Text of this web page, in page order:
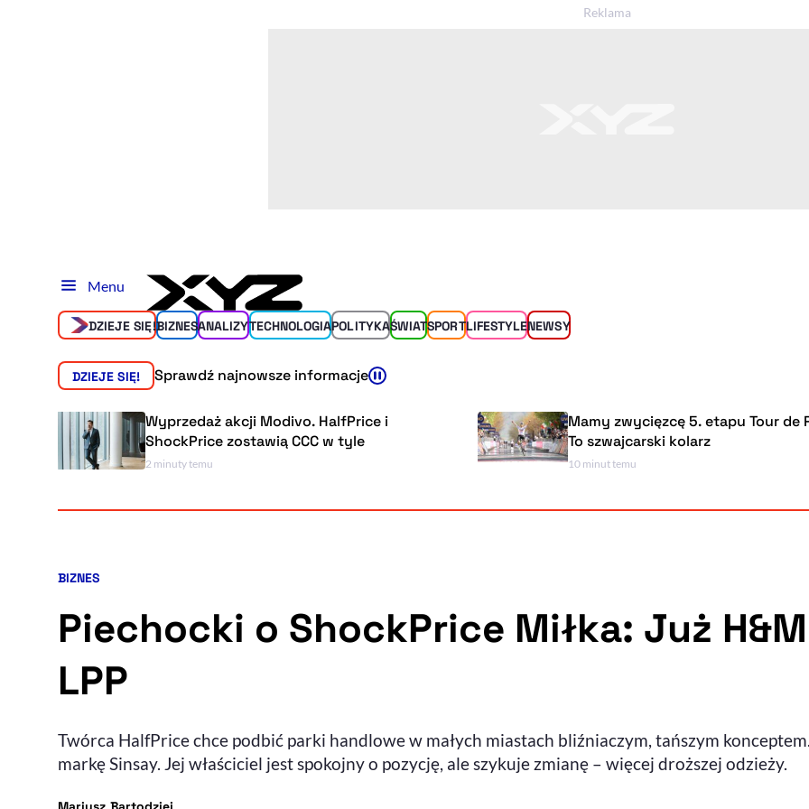
Menu
DZIEJE SIĘ!BIZNESANALIZYTECHNOLOGIAPOLITYKAŚWIATSPORTLIFESTYLENEWSY
DZIEJE SIĘ! Sprawdź najnowsze informacje
Wyprzedaż akcji Modivo. HalfPrice i
ShockPrice zostawią CCC w tyle
2 minuty temu
Mamy zwycięzcę 5. etapu Tour de Pologne.
To szwajcarski kolarz
10 minut temu
Kategoria artykułu:
BIZNES
Piechocki o ShockPrice Miłka: Już
LPP
Twórca HalfPrice chce podbić parki handlowe w małych miastach bliźniaczym, tańszym
markę Sinsay. Jej właściciel jest spokojny o pozycję, ale szykuje zmianę – więcej droższej odzieży.